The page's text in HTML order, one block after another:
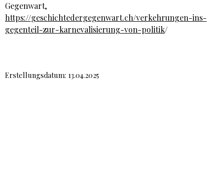
Gegenwart,
https://geschichtedergegenwart.ch/verkehrungen-ins-
gegenteil-zur-karnevalisierung-von-politik/
Erstellungsdatum: 13.04.2025